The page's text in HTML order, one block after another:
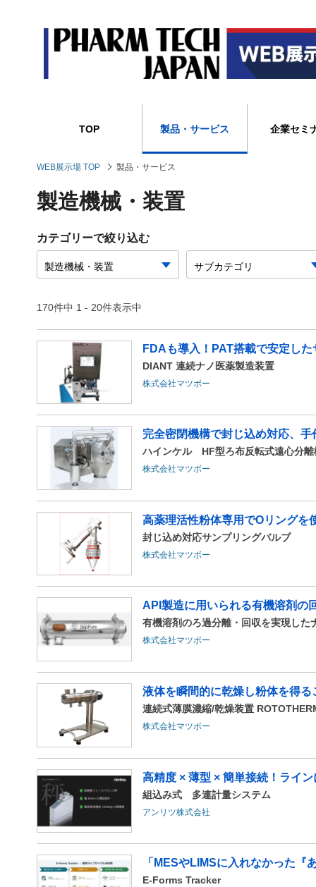
TOP 製品・サービス 企業セミ
WEB展示場 TOP 製品・サービス
製造機械・装置
カテゴリーで絞り込む
170件中 1 - 20件表示中
FDAも導入！PAT搭載で安定し
DIANT 連続ナノ医薬製造装置
株式会社マツボー
完全密閉機構で封じ込め対応、
ハインケル HF型ろ布反転式遠心分離
株式会社マツボー
高薬理活性粉体専用でOリングを
封じ込め対応サンプリングバルブ
株式会社マツボー
API製造に用いられる有機溶剤の
有機溶剤のろ過分離・回収を実現した
株式会社マツボー
液体を瞬間的に乾燥し粉体を得
連続式薄膜濃縮/乾燥装置
株式会社マツボー
高精度 × 薄型 × 簡単接続！ライ
組込み式 多連計量システム
アンリツ株式会社
「MESやLIMSに入れなかった『
E-Forms Tracker